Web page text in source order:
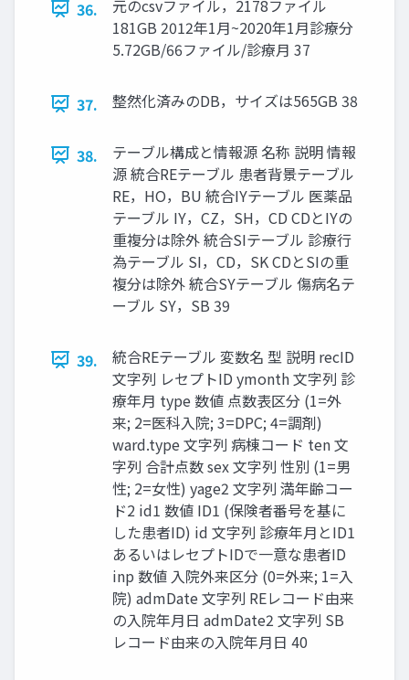
36.
元のcsvファイル，2178ファイル
181GB 2012年1月~2020年1月診療分
5.72GB/66ファイル/診療月 37
37. 整然化済みのDB，サイズは565GB 38
38.
テーブル構成と情報源 名称 説明 情報
源 統合REテーブル 患者背景テーブル
RE，HO，BU 統合IYテーブル 医薬品
テーブル IY，CZ，SH，CD CDとIYの
重複分は除外 統合SIテーブル 診療行
為テーブル SI，CD，SK CDとSIの重
複分は除外 統合SYテーブル 傷病名テ
ーブル SY，SB 39
39.
統合REテーブル 変数名 型 説明 recID
文字列 レセプトID ymonth 文字列 診
療年月 type 数値 点数表区分 (1=外
来; 2=医科入院; 3=DPC; 4=調剤)
ward.type 文字列 病棟コード ten 文
字列 合計点数 sex 文字列 性別 (1=男
性; 2=女性) yage2 文字列 満年齢コー
ド2 id1 数値 ID1 (保険者番号を基に
した患者ID) id 文字列 診療年月とID1
あるいはレセプトIDで一意な患者ID
inp 数値 入院外来区分 (0=外来; 1=入
院) admDate 文字列 REレコード由来
の入院年月日 admDate2 文字列 SB
レコード由来の入院年月日 40